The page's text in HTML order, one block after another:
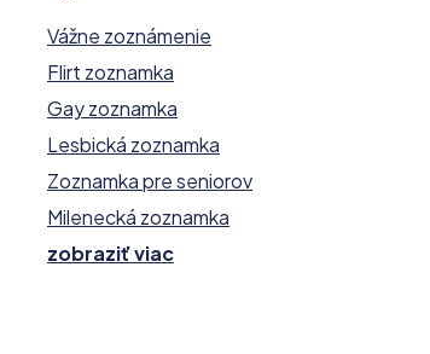
Vážne zoznámenie
Flirt zoznamka
Gay zoznamka
Lesbická zoznamka
Zoznamka pre seniorov
Milenecká zoznamka
zobraziť viac